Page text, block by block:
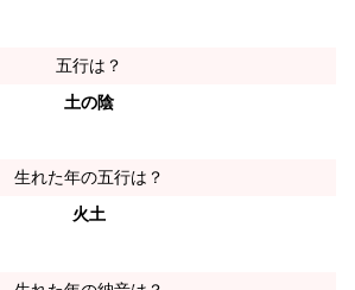
五行は？
土の陰
生れた年の五行は？
火土